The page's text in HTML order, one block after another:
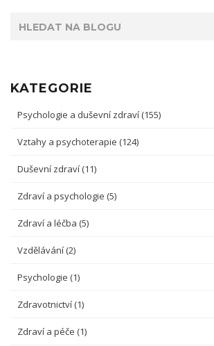
KATEGORIE
Psychologie a duševní zdraví (155)
Vztahy a psychoterapie (124)
Duševní zdraví (11)
Zdraví a psychologie (5)
Zdraví a léčba (5)
Vzdělávání (2)
Psychologie (1)
Zdravotnictví (1)
Zdraví a péče (1)